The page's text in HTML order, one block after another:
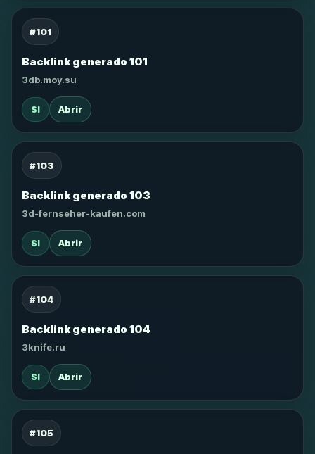
#101
Backlink generado 101
3db.moy.su
SI Abrir
#103
Backlink generado 103
3d-fernseher-kaufen.com
SI Abrir
#104
Backlink generado 104
3knife.ru
SI Abrir
#105